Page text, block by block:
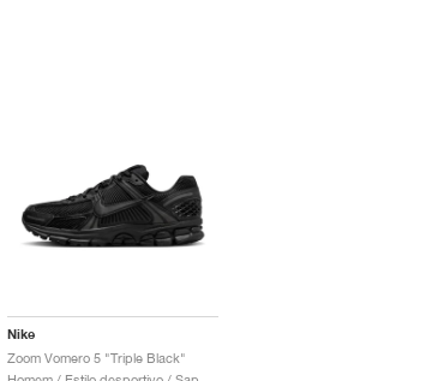
Nike
Zoom Vomero 5 "Triple Black"